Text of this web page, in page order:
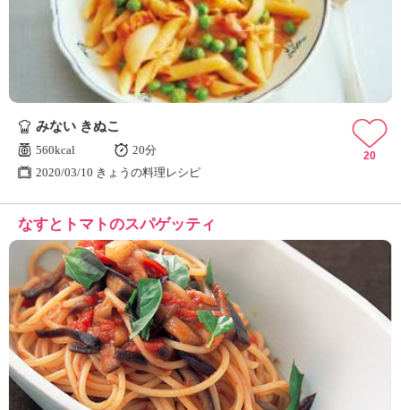
みない きぬこ
560kcal
20分
2020/03/10 きょうの料理レシピ
20
なすとトマトのスパゲッティ